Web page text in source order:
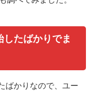
たばかりでま
ばかりなので、ユー